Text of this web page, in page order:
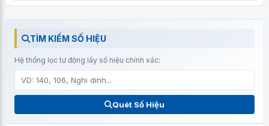
TÌM KIẾM SỐ HIỆU
Hệ thống lọc tự động lấy số hiệu chính xác:
Quét Số Hiệu